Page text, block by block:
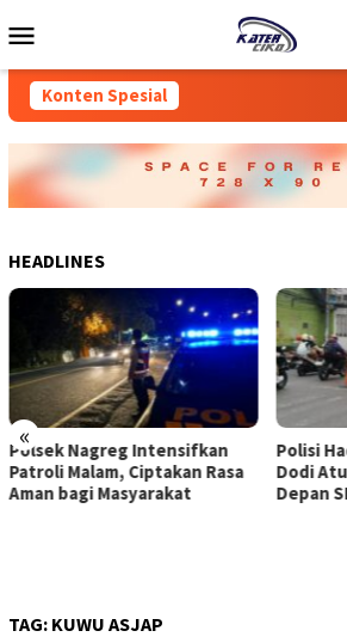
ke
Mobile
Konten Spesial
HEADLINES
«
Polsek Nagreg Intensifkan
Patroli Malam, Ciptakan Rasa
Aman bagi Masyarakat
Polisi
Dodi
Depan
TAG: KUWU ASJAP